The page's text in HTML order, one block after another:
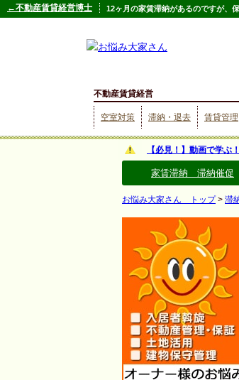
12ヶ月の家賃滞納があるのですが、
不動産賃貸経営
空室対策 滞納・退去 賃貸管理
←不動産賃貸経営博士
【必見！】動画で学ぶ
家賃滞納 滞納催促
お悩み大家さん トップ> 滞